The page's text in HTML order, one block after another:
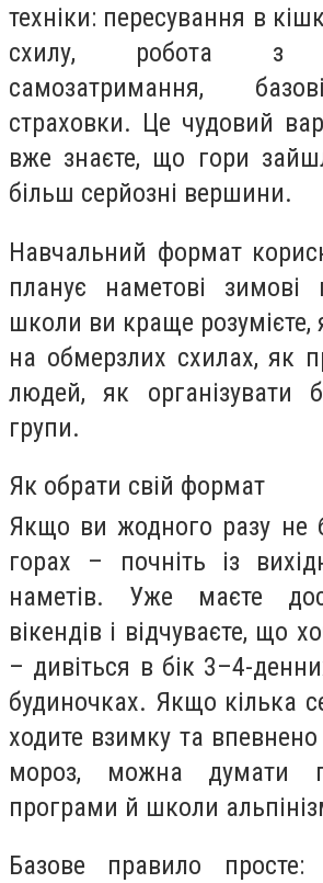
техніки: пересування в
схилу, робота з
самозатримання,
страховки. Це чудовий
вже знаєте, що гори
більш серйозні вершини.
Навчальний формат
планує наметові зимові
школи ви краще розумієте,
на обмерзлих схилах, як
людей, як організувати
групи.
Як обрати свій формат
Якщо ви жодного разу не
горах – почніть із
наметів. Уже маєте
вікендів і відчуваєте, що
– дивіться в бік 3–4-
будиночках. Якщо кілька
ходите взимку та впевнено
мороз, можна думати
програми й школи
Базове правило